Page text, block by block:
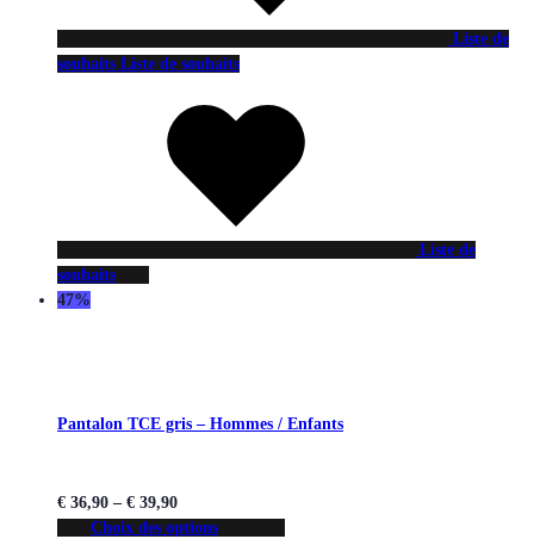
Liste de
souhaits Liste de souhaits
Liste de
souhaits
47%
Pantalon TCE gris – Hommes / Enfants
€ 36,90 – € 39,90
Choix des options